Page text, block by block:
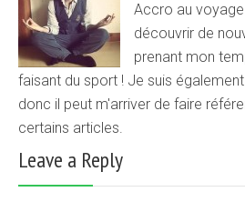
Accro au
découvrir de
prenant mon
faisant du sport ! Je suis
donc il peut m'arriver de faire
certains articles.
Leave a Reply